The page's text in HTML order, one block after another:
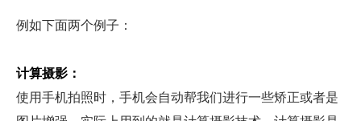
例如下面两个例子：
计算摄影：
使用手机拍照时，手机会自动帮我们进行一些矫正或者是